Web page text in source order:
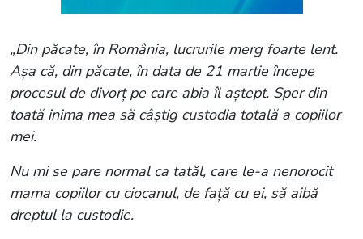
„Din păcate, în România, lucrurile merg foarte lent.
Așa că, din păcate, în data de 21 martie începe
procesul de divorț pe care abia îl aștept. Sper din
toată inima mea să câștig custodia totală a copiilor
mei.
Nu mi se pare normal ca tatăl, care le-a nenorocit
mama copiilor cu ciocanul, de față cu ei, să aibă
dreptul la custodie.